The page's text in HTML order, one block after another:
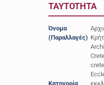
TAYTOTHTA
Όνομα
(Παραλλαγές)
Κατηγορία